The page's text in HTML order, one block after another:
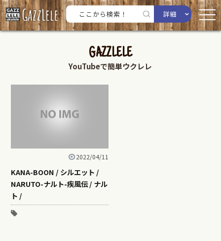
詳細
GAZZLELE
YouTubeで簡単ウクレレ
2022/04/11
KANA-BOON / シルエット /
NARUTO-ナルト-疾風伝 / ナル
ト /